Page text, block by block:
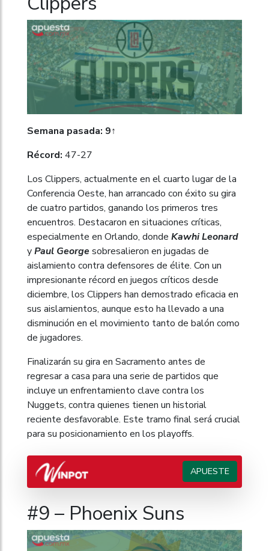
Semana pasada: 9↑
Récord: 47-27
Los Clippers, actualmente en el cuarto lugar de la
Conferencia Oeste, han arrancado con éxito su gira
de cuatro partidos, ganando los primeros tres
encuentros. Destacaron en situaciones críticas,
especialmente en Orlando, donde Kawhi Leonard
yPaul Georgesobresalieron en jugadas de
aislamiento contra defensores de élite. Con un
impresionante récord en juegos críticos desde
diciembre, los Clippers han demostrado eficacia en
sus aislamientos, aunque esto ha llevado a una
disminución en el movimiento tanto de balón como
de jugadores.
Finalizarán su gira en Sacramento antes de
regresar a casa para una serie de partidos que
incluye un enfrentamiento clave contra los
Nuggets, contra quienes tienen un historial
reciente desfavorable. Este tramo final será crucial
para su posicionamiento en los playoffs.
APUESTE
#9 – Phoenix Suns